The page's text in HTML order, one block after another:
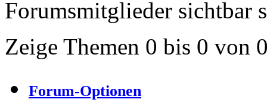
Forumsmitglieder sichtbar
Zeige Themen 0 bis 0 von
Forum-Optionen